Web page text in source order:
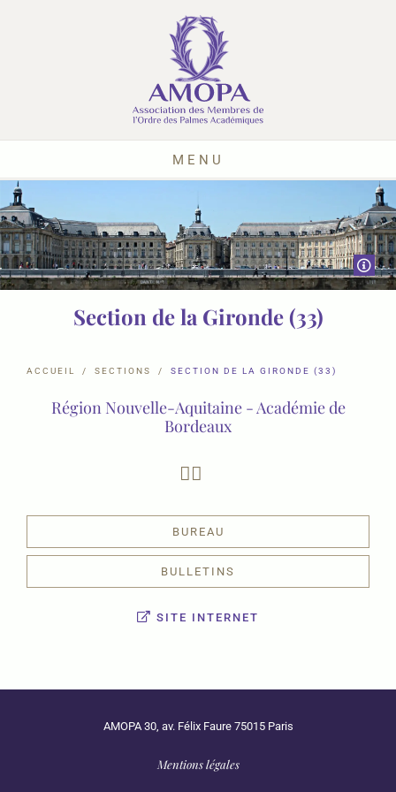
MENU
Section de la Gironde (33)
ACCUEIL SECTIONS SECTION DE LA GIRONDE (33)
Région Nouvelle-Aquitaine - Académie de
Bordeaux
BUREAU
BULLETINS
SITE INTERNET
AMOPA 30, av. Félix Faure 75015 Paris
Mentions légales